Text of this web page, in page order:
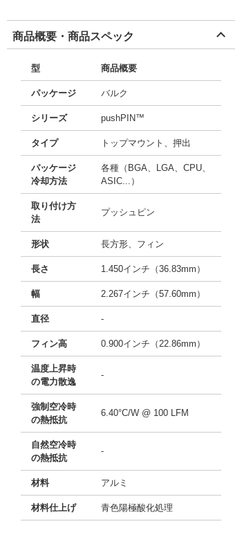
商品概要・商品スペック
型 商品概要
パッケージ バルク
シリーズ pushPIN™
タイプ トップマウント、押出
パッケージ
冷却方法
各種（BGA、LGA、CPU、
ASIC...）
取り付け方
法
プッシュピン
形状 長方形、フィン
長さ 1.450インチ（36.83mm）
幅 2.267インチ（57.60mm）
直径 -
フィン高 0.900インチ（22.86mm）
温度上昇時
の電力散逸
-
強制空冷時
の熱抵抗
6.40°C/W @ 100 LFM
自然空冷時
の熱抵抗
-
材料 アルミ
材料仕上げ 青色陽極酸化処理